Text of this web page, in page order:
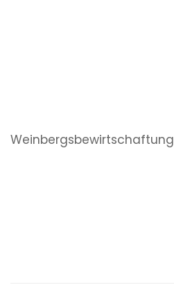
Weinbergsbewirtschaftung